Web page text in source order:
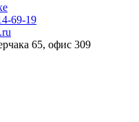
69-19
65, офис 309